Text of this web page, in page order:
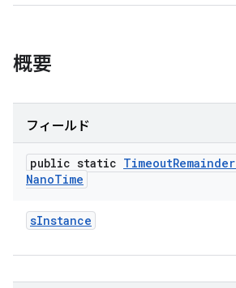
概要
フィールド
public static TimeoutRemainder
NanoTime
sInstance